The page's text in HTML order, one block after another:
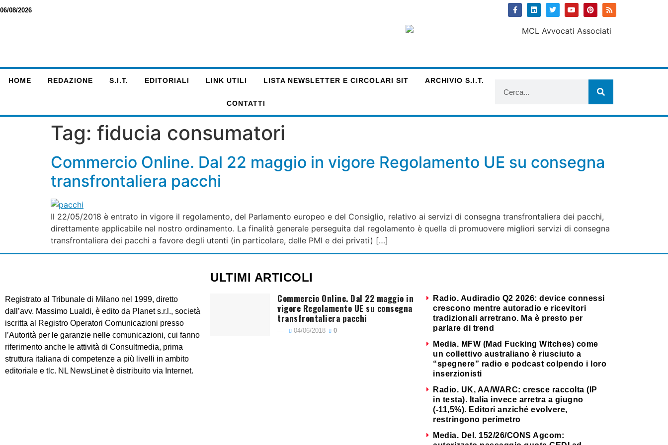
06/08/2026
HOME REDAZIONE S.I.T. EDITORIALI LINK UTILI LISTA NEWSLETTER E CIRCOLARI SIT ARCHIVIO S.I.T.
CONTATTI
Tag: fiducia consumatori
Commercio Online. Dal 22 maggio in vigore Regolamento UE su consegna
transfrontaliera pacchi
Il 22/05/2018 è entrato in vigore il regolamento, del Parlamento europeo e del Consiglio, relativo ai servizi di consegna transfrontaliera dei pacchi,
direttamente applicabile nel nostro ordinamento. La finalità generale perseguita dal regolamento è quella di promuovere migliori servizi di consegna
transfrontaliera dei pacchi a favore degli utenti (in particolare, delle PMI e dei privati) […]
Registrato al Tribunale di Milano nel 1999, diretto
dall’avv. Massimo Lualdi, è edito da Planet s.r.l., società
iscritta al Registro Operatori Comunicazioni presso
l’Autorità per le garanzie nelle comunicazioni, cui fanno
riferimento anche le attività di Consultmedia, prima
struttura italiana di competenze a più livelli in ambito
editoriale e tlc. NL NewsLinet è distribuito via Internet.
ULTIMI ARTICOLI
Commercio Online. Dal 22 maggio in
vigore Regolamento UE su consegna
transfrontaliera pacchi
04/06/2018 0
Radio. Audiradio Q2 2026: device connessi
crescono mentre autoradio e ricevitori
tradizionali arretrano. Ma è presto per
parlare di trend
Media. MFW (Mad Fucking Witches) come
un collettivo australiano è riusciuto a
“spegnere” radio e podcast colpendo i loro
inserzionisti
Radio. UK, AA/WARC: cresce raccolta (IP
in testa). Italia invece arretra a giugno
(-11,5%). Editori anziché evolvere,
restringono perimetro
Media. Del. 152/26/CONS Agcom: